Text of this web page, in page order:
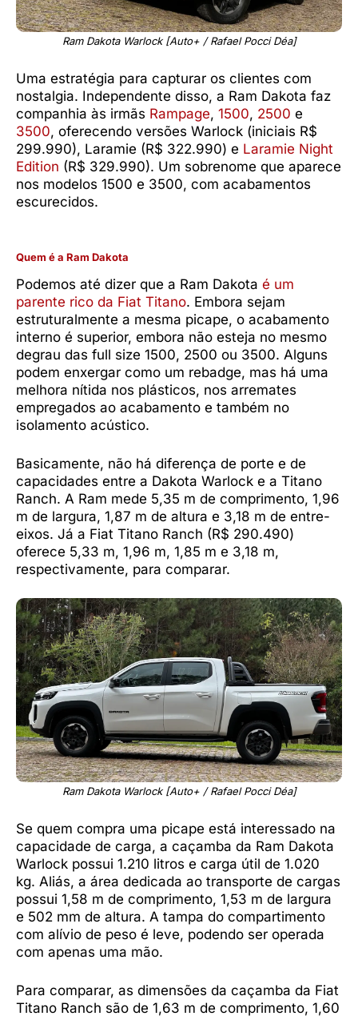
Ram Dakota Warlock [Auto+ / Rafael Pocci Déa]
Uma estratégia para capturar os clientes com
nostalgia. Independente disso, a Ram Dakota faz
companhia às irmãs Rampage, 1500, 2500 e
3500, oferecendo versões Warlock (iniciais R$
299.990), Laramie (R$ 322.990) e Laramie Night
Edition (R$ 329.990). Um sobrenome que aparece
nos modelos 1500 e 3500, com acabamentos
escurecidos.
Quem é a Ram Dakota
Podemos até dizer que a Ram Dakota é um
parente rico da Fiat Titano. Embora sejam
estruturalmente a mesma picape, o acabamento
interno é superior, embora não esteja no mesmo
degrau das full size 1500, 2500 ou 3500. Alguns
podem enxergar como um rebadge, mas há uma
melhora nítida nos plásticos, nos arremates
empregados ao acabamento e também no
isolamento acústico.
Basicamente, não há diferença de porte e de
capacidades entre a Dakota Warlock e a Titano
Ranch. A Ram mede 5,35 m de comprimento, 1,96
m de largura, 1,87 m de altura e 3,18 m de entre-
eixos. Já a Fiat Titano Ranch (R$ 290.490)
oferece 5,33 m, 1,96 m, 1,85 m e 3,18 m,
respectivamente, para comparar.
Ram Dakota Warlock [Auto+ / Rafael Pocci Déa]
Se quem compra uma picape está interessado na
capacidade de carga, a caçamba da Ram Dakota
Warlock possui 1.210 litros e carga útil de 1.020
kg. Aliás, a área dedicada ao transporte de cargas
possui 1,58 m de comprimento, 1,53 m de largura
e 502 mm de altura. A tampa do compartimento
com alívio de peso é leve, podendo ser operada
com apenas uma mão.
Para comparar, as dimensões da caçamba da Fiat
Titano Ranch são de 1,63 m de comprimento, 1,60